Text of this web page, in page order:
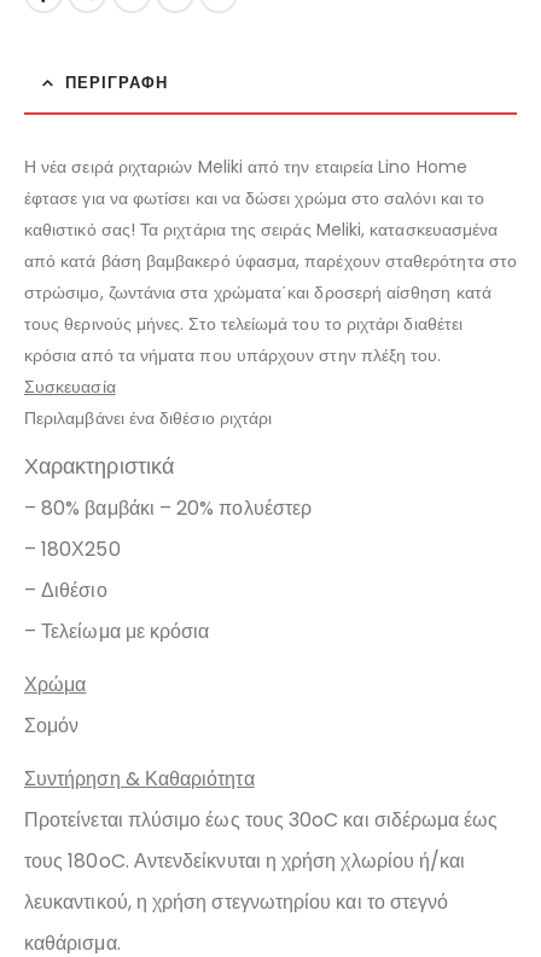
ΠΕΡΙΓΡΑΦΉ
Η νέα σειρά ριχταριών Meliki από την εταιρεία Lino Home
έφτασε για να φωτίσει και να δώσει χρώμα στο σαλόνι και το
καθιστικό σας! Τα ριχτάρια της σειράς Meliki, κατασκευασμένα
από κατά βάση βαμβακερό ύφασμα, παρέχουν σταθερότητα στο
στρώσιμο, ζωντάνια στα χρώματα΄και δροσερή αίσθηση κατά
τους θερινούς μήνες. Στο τελείωμά του το ριχτάρι διαθέτει
κρόσια από τα νήματα που υπάρχουν στην πλέξη του.
Συσκευασία
Περιλαμβάνει ένα διθέσιο ριχτάρι
Χαρακτηριστικά
– 80% βαμβάκι – 20% πολυέστερ
– 180Χ250
– Διθέσιο
– Τελείωμα με κρόσια
Χρώμα
Σομόν
Συντήρηση & Καθαριότητα
Προτείνεται πλύσιμο έως τους 30oC και σιδέρωμα έως
τους 180oC. Αντενδείκνυται η χρήση χλωρίου ή/και
λευκαντικού, η χρήση στεγνωτηρίου και το στεγνό
καθάρισμα.